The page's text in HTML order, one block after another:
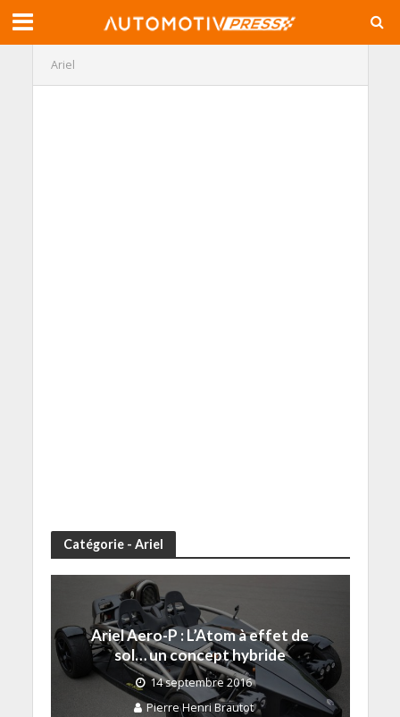
Ariel
Catégorie - Ariel
Ariel Aero-P : L’Atom à effet de
sol… un concept hybride
14 septembre 2016
Pierre Henri Brautot